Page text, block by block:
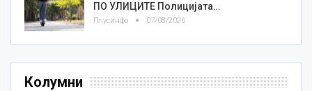
ПО УЛИЦИТЕ Полицијата…
Плусинфо 07/08/2026
Колумни